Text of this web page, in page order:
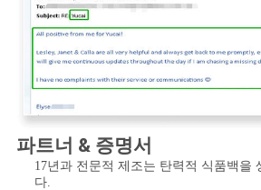
파트너 & 증명서
17년과 전문적 제조는 탄력적 식품백을
다.